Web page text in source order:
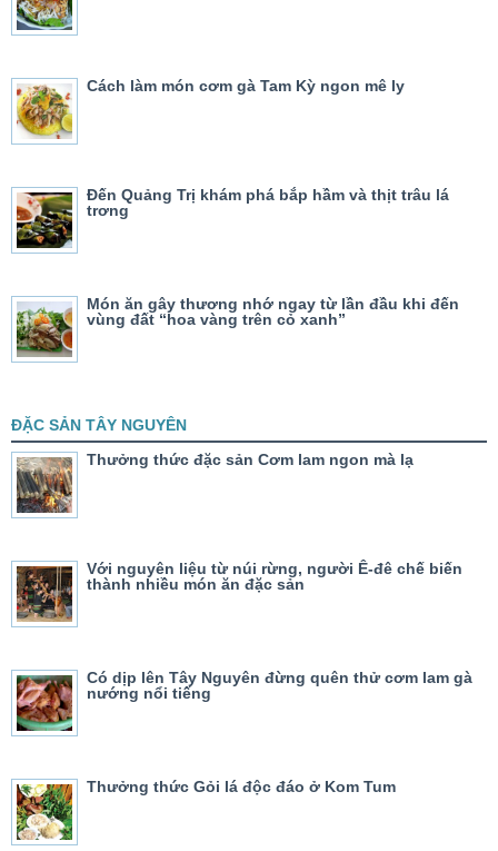
Cách làm món cơm gà Tam Kỳ ngon mê ly
Đến Quảng Trị khám phá bắp hầm và thịt trâu lá
trơng
Món ăn gây thương nhớ ngay từ lần đầu khi đến
vùng đất “hoa vàng trên cỏ xanh”
ĐẶC SẢN TÂY NGUYÊN
Thưởng thức đặc sản Cơm lam ngon mà lạ
Với nguyên liệu từ núi rừng, người Ê-đê chế biến
thành nhiều món ăn đặc sản
Có dịp lên Tây Nguyên đừng quên thử cơm lam gà
nướng nổi tiếng
Thưởng thức Gỏi lá độc đáo ở Kom Tum